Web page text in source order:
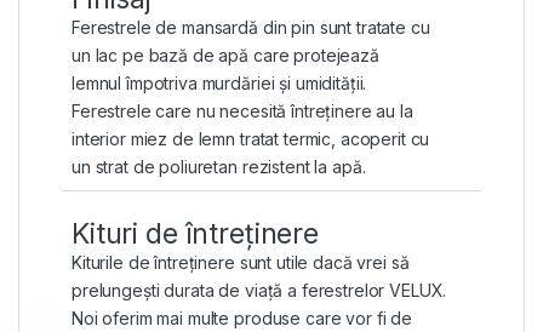
Ferestrele de mansardă din pin sunt tratate cu
un lac pe bază de apă care protejează
lemnul împotriva murdăriei și umidității.
Ferestrele care nu necesită întreținere au la
interior miez de lemn tratat termic, acoperit cu
un strat de poliuretan rezistent la apă.
Kituri de întreținere
Kiturile de întreținere sunt utile dacă vrei să
prelungești durata de viață a ferestrelor VELUX.
Noi oferim mai multe produse care vor fi de